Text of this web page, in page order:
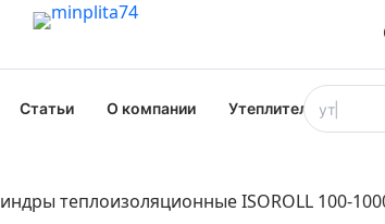
Статьи О компании Утеплители оптом
теплоизоляционные ISOROLL 100-